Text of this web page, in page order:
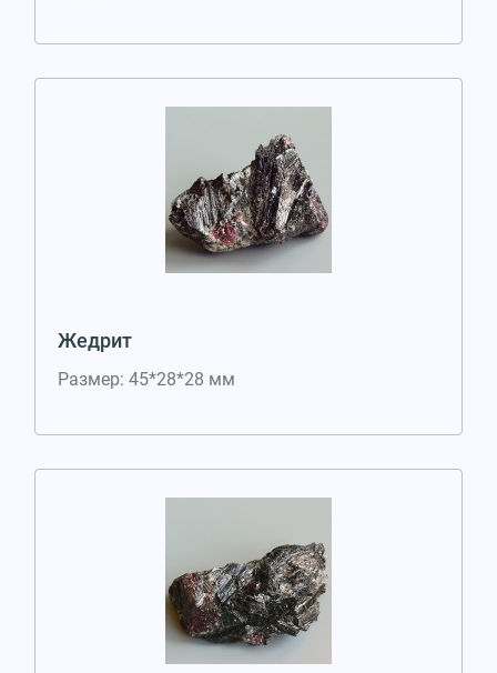
Жедрит
Размер: 45*28*28 мм